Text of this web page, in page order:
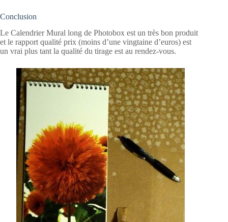
Conclusion
Le Calendrier Mural long de Photobox est un très bon produit
et le rapport qualité prix (moins d’une vingtaine d’euros) est
un vrai plus tant la qualité du tirage est au rendez-vous.